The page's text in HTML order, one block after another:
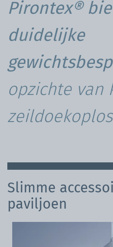
Pirontex®
duidelijke
opzichte van
Slimme
paviljoen